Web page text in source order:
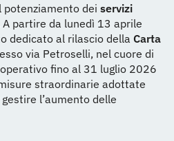
potenziamento dei servizi
A partire da lunedì 13 aprile
dedicato al rilascio della Carta
via Petroselli, nel cuore di
fino al 31 luglio 2026
straordinarie adottate
l’aumento delle